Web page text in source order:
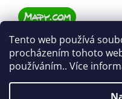
Tento web používá
procházením tohoto
používáním.. Více